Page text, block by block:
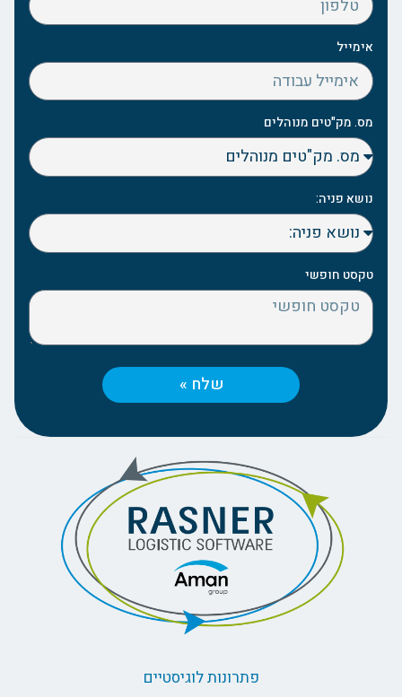
אימייל
מס. מק"טים מנוהלים
נושא פניה:
טקסט חופשי
שלח »
פתרונות לוגיסטיים